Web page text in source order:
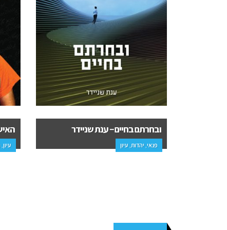
ובחרתם בחיים – ענת שניידר
פנאי, יהדות, עיון